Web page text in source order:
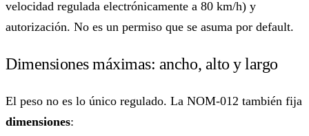
velocidad regulada electrónicamente a 80 km/h) y
autorización. No es un permiso que se asuma por default.
Dimensiones máximas: ancho, alto y largo
El peso no es lo único regulado. La NOM-012 también fija
dimensiones: